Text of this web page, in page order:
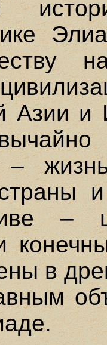
Азии и
–
–
в